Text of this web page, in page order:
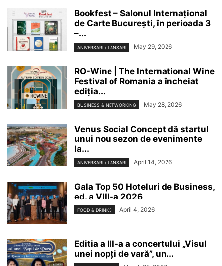
Bookfest – Salonul Internațional
de Carte București, în perioada 3
–...
ANIVERSARI / LANSARI May 29, 2026
RO-Wine | The International Wine
Festival of Romania a încheiat
ediția...
BUSINESS & NETWORKING May 28, 2026
Venus Social Concept dă startul
unui nou sezon de evenimente
la...
ANIVERSARI / LANSARI April 14, 2026
Gala Top 50 Hoteluri de Business,
ed. a VIII-a 2026
FOOD & DRINKS April 4, 2026
Editia a III-a a concertului „Visul
unei nopți de vară”, un...